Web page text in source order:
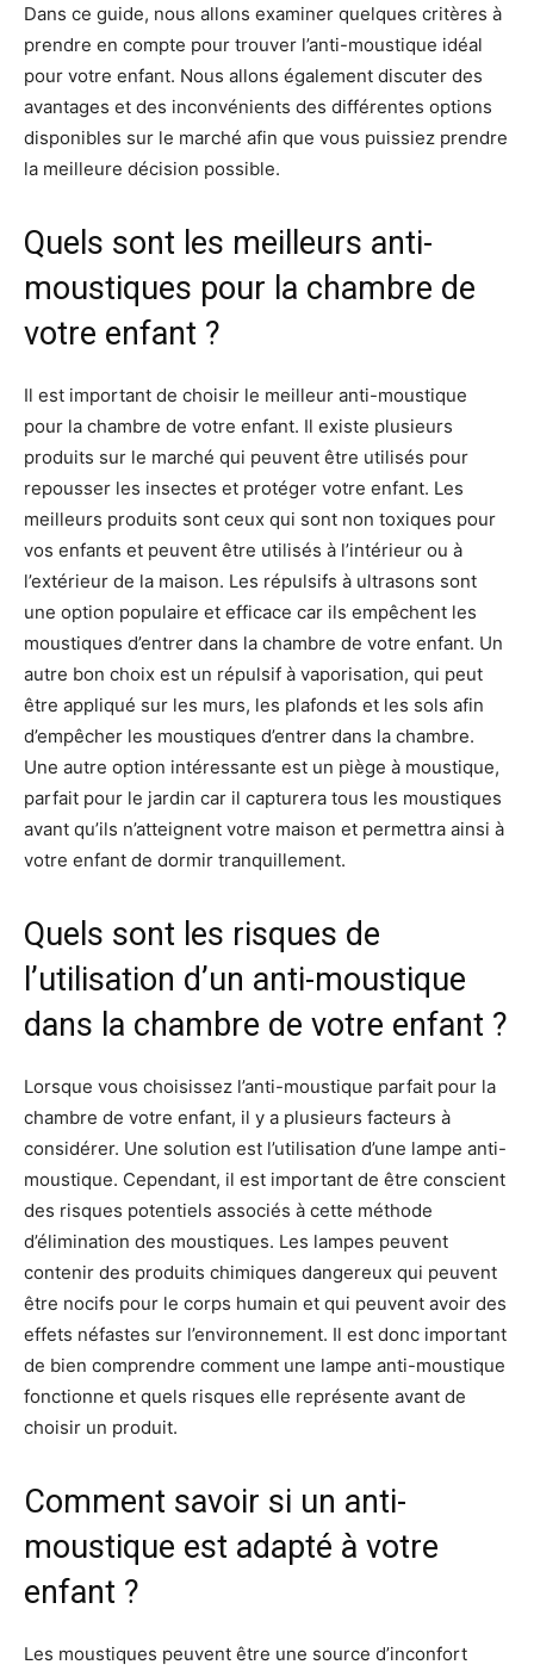
Dans ce guide, nous allons examiner quelques critères à
prendre en compte pour trouver l’anti-moustique idéal
pour votre enfant. Nous allons également discuter des
avantages et des inconvénients des différentes options
disponibles sur le marché afin que vous puissiez prendre
la meilleure décision possible.
Quels sont les meilleurs anti-
moustiques pour la chambre de
votre enfant ?
Il est important de choisir le meilleur anti-moustique
pour la chambre de votre enfant. Il existe plusieurs
produits sur le marché qui peuvent être utilisés pour
repousser les insectes et protéger votre enfant. Les
meilleurs produits sont ceux qui sont non toxiques pour
vos enfants et peuvent être utilisés à l’intérieur ou à
l’extérieur de la maison. Les répulsifs à ultrasons sont
une option populaire et efficace car ils empêchent les
moustiques d’entrer dans la chambre de votre enfant. Un
autre bon choix est un répulsif à vaporisation, qui peut
être appliqué sur les murs, les plafonds et les sols afin
d’empêcher les moustiques d’entrer dans la chambre.
Une autre option intéressante est un piège à moustique,
parfait pour le jardin car il capturera tous les moustiques
avant qu’ils n’atteignent votre maison et permettra ainsi à
votre enfant de dormir tranquillement.
Quels sont les risques de
l’utilisation d’un anti-moustique
dans la chambre de votre enfant ?
Lorsque vous choisissez l’anti-moustique parfait pour la
chambre de votre enfant, il y a plusieurs facteurs à
considérer. Une solution est l’utilisation d’une lampe anti-
moustique. Cependant, il est important de être conscient
des risques potentiels associés à cette méthode
d’élimination des moustiques. Les lampes peuvent
contenir des produits chimiques dangereux qui peuvent
être nocifs pour le corps humain et qui peuvent avoir des
effets néfastes sur l’environnement. Il est donc important
de bien comprendre comment une lampe anti-moustique
fonctionne et quels risques elle représente avant de
choisir un produit.
Comment savoir si un anti-
moustique est adapté à votre
enfant ?
Les moustiques peuvent être une source d’inconfort